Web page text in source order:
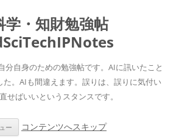
学・知財勉強帖
分自身のための勉強帖です。AIに訊いたこと
。AIも間違えます。誤りは、誤りに気付い
せばいいというスタンスです。
ー コンテンツへスキップ